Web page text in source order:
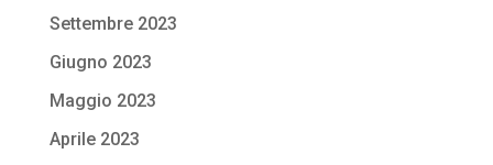
Settembre 2023
Giugno 2023
Maggio 2023
Aprile 2023